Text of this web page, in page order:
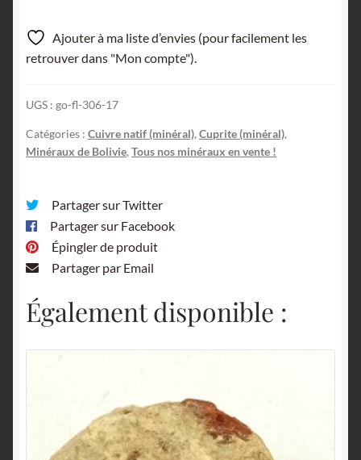
natif
&
Cuprite,
Coro,
La
Paz,
Ajouter à ma liste d’envies (pour facilement les
retrouver dans "Mon compte").
UGS : go-fl-306-17
Catégories : Cuivre natif (minéral), Cuprite (minéral),
Minéraux de Bolivie, Tous nos minéraux en vente !
Partager sur Twitter
Partager sur Facebook
Épingler de produit
Partager par Email
Également disponible :